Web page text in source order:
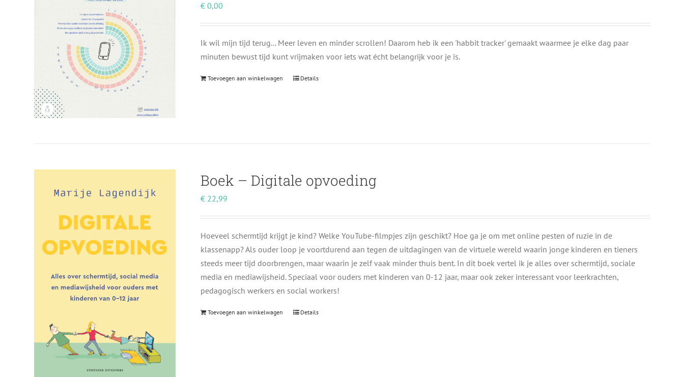
€0,00
Ik wil mijn tijd terug... Meer leven en minder scrollen! Daarom heb ik een 'habbit tracker' gemaakt waarmee je elke dag paar
minuten bewust tijd kunt vrijmaken voor iets wat écht belangrijk voor je is.
Toevoegen aan winkelwagen Details
Boek – Digitale opvoeding
€22,99
Hoeveel schermtijd krijgt je kind? Welke YouTube-filmpjes zijn geschikt? Hoe ga je om met online pesten of ruzie in de
klassenapp? Als ouder loop je voortdurend aan tegen de uitdagingen van de virtuele wereld waarin jonge kinderen en tieners
steeds meer tijd doorbrengen, maar waarin je zelf vaak minder thuis bent. In dit boek vertel ik je alles over schermtijd, sociale
media en mediawijsheid. Speciaal voor ouders met kinderen van 0-12 jaar, maar ook zeker interessant voor leerkrachten,
pedagogisch werkers en social workers!
Toevoegen aan winkelwagen Details